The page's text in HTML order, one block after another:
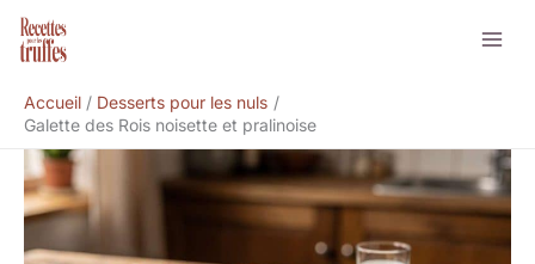
Aller
Accueil
Desserts pour les nuls
Galette des Rois noisette et pralinoise
Rechercher